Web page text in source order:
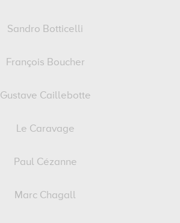
Sandro Botticelli
François Boucher
Gustave Caillebotte
Le Caravage
Paul Cézanne
Marc Chagall